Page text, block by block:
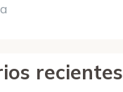
recientes